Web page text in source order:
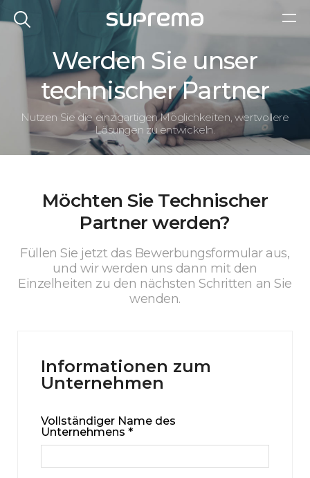
Werden Sie unser
technischer Partner
Nutzen Sie die einzigartigen Möglichkeiten, wertvollere
Lösungen zu entwickeln.
Möchten Sie Technischer
Partner werden?
Füllen Sie jetzt das Bewerbungsformular aus,
und wir werden uns dann mit den
Einzelheiten zu den nächsten Schritten an Sie
wenden.